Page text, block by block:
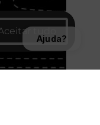
Ajuda?